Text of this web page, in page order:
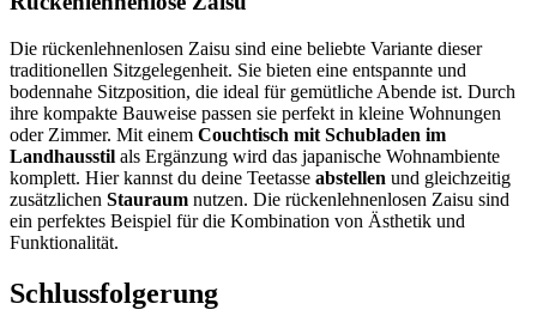
Die rückenlehnenlosen Zaisu sind eine beliebte Variante dieser
traditionellen Sitzgelegenheit. Sie bieten eine entspannte und
bodennahe Sitzposition, die ideal für gemütliche Abende ist. Durch
ihre kompakte Bauweise passen sie perfekt in kleine Wohnungen
oder Zimmer. Mit einem Couchtisch mit Schubladen im
Landhausstil als Ergänzung wird das japanische Wohnambiente
komplett. Hier kannst du deine Teetasse abstellen und gleichzeitig
zusätzlichen Stauraum nutzen. Die rückenlehnenlosen Zaisu sind
ein perfektes Beispiel für die Kombination von Ästhetik und
Funktionalität.
Schlussfolgerung